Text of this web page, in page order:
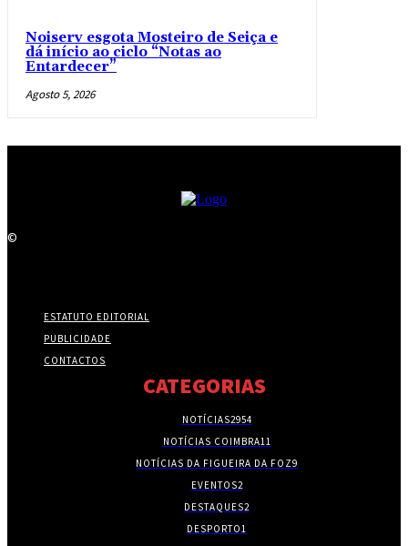
Noiserv esgota Mosteiro de Seiça e
dá início ao ciclo “Notas ao
Entardecer”
Agosto 5, 2026
©
ESTATUTO EDITORIAL
PUBLICIDADE
CONTACTOS
CATEGORIAS
NOTÍCIAS2954
NOTÍCIAS COIMBRA11
NOTÍCIAS DA FIGUEIRA DA FOZ9
EVENTOS2
DESTAQUES2
DESPORTO1